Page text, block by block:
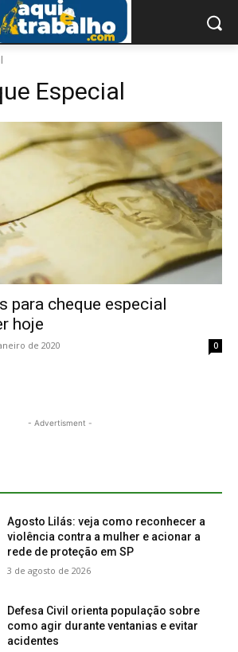
Especial
para cheque especial
hoje
de 2020 0
- Advertisment -
Agosto Lilás: veja como reconhecer a
violência contra a mulher e acionar a
rede de proteção em SP
3 de agosto de 2026
Defesa Civil orienta população sobre
como agir durante ventanias e evitar
acidentes